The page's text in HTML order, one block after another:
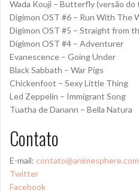
Wada Kouji – Butterfly (versão do
Digimon OST #6 – Run With The
Digimon OST #5 – Straight from
Digimon OST #4 – Adventurer
Evanescence – Going Under
Black Sabbath – War Pigs
Chickenfoot – Sexy Little Thing
Led Zeppelin – Immigrant Song
Tuatha de Danann – Bella Natura
Contato
E-mail:
Twitter
Facebook